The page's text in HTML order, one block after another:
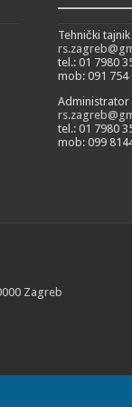
Tehnički tajnik
tel.: 01 7980
mob: 091 754
Administrator
tel.: 01 7980
mob: 099
Zagreb